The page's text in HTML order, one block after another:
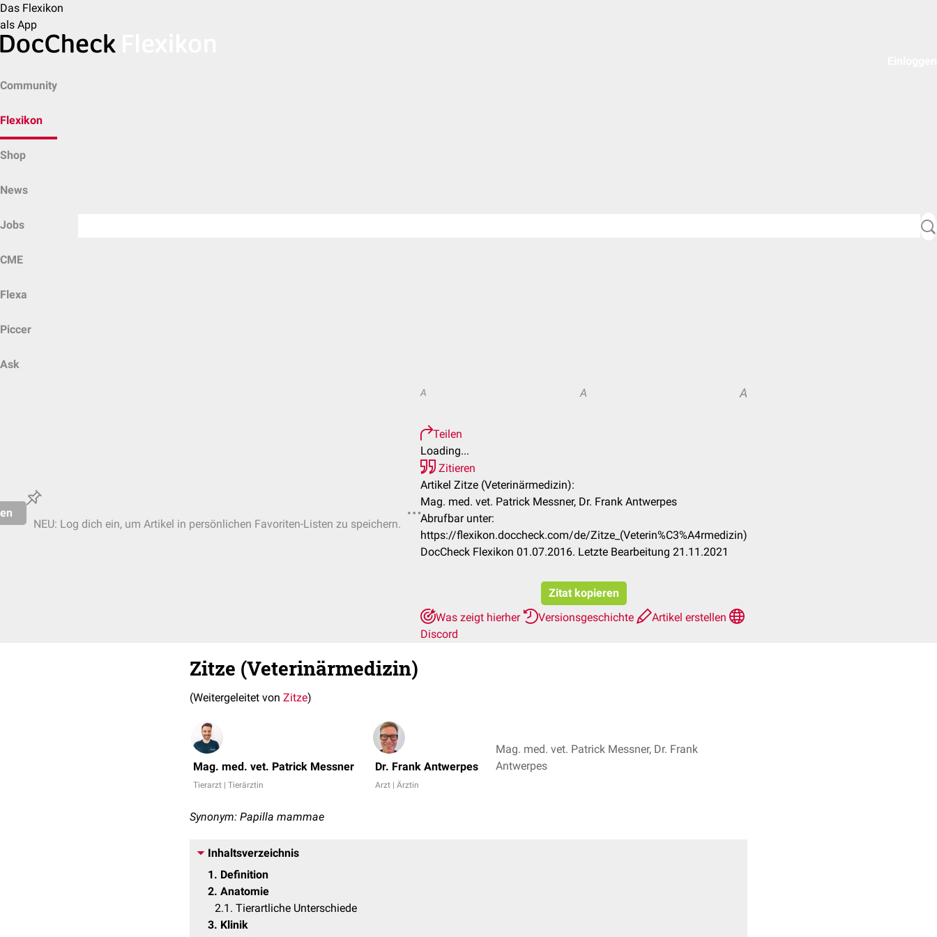
Das Flexikon
als App
Community
Flexikon
Shop
News
Jobs
CME
Flexa
Piccer
Ask
NEU: Log dich ein, um Artikel in persönlichen Favoriten-Listen zu speichern.
A A A
Teilen
Loading...
Zitieren
Artikel Zitze (Veterinärmedizin):
Mag. med. vet. Patrick Messner, Dr. Frank Antwerpes
Abrufbar unter:
https://flexikon.doccheck.com/de/Zitze_(Veterin%C3%A4rmedizin)
DocCheck Flexikon 01.07.2016. Letzte Bearbeitung 21.11.2021
Zitat kopieren
Was zeigt hierher
Versionsgeschichte
Artikel erstellen
Discord
Zitze (Veterinärmedizin)
(Weitergeleitet von Zitze)
Mag. med. vet. Patrick Messner
Tierarzt | Tierärztin
Dr. Frank Antwerpes
Arzt | Ärztin
Mag. med. vet. Patrick Messner, Dr. Frank
Antwerpes
Synonym: Papilla mammae
Inhaltsverzeichnis
1
Definition
2 Anatomie
2.1 Tierartliche Unterschiede
3 Klinik